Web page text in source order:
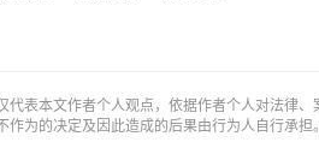
代表本文作者个人观点，依据作者个人对法律
为的决定及因此造成的后果由行为人自行承担。